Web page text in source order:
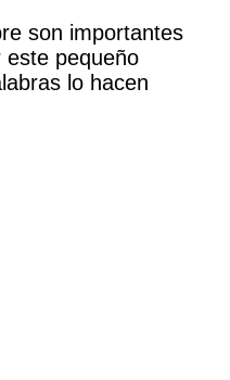
son importantes
este pequeño
lo hacen